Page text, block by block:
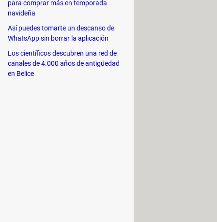
través de un rango aproximado
entre habitaciones
móviles, artículos para el
entre sí,
especialmente, en los
para comprar más en temporada
navideña
Así puedes tomarte un descanso de
WhatsApp sin borrar la aplicación
Los científicos descubren una red de
canales de 4.000 años de antigüedad
en Belice